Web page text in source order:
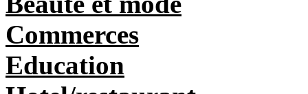
Commerces
Education